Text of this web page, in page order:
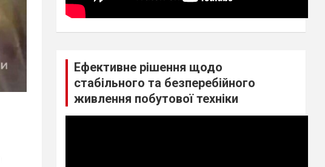
Ефективне рішення щодо
стабільного та безперебійного
живлення побутової техніки